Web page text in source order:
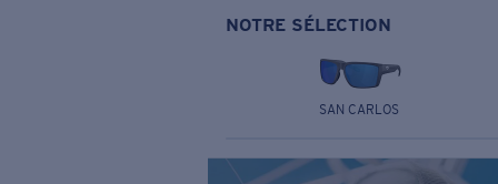
NOTRE SÉLECTION
SAN CARLOS